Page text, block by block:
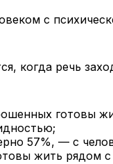
с
когда речь
готовы
57%, — с
жить рядом